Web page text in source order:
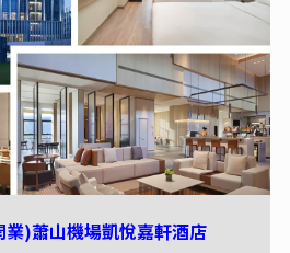
)蕭山機場凱悅嘉軒酒店